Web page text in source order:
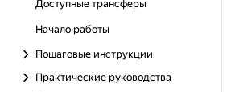
Доступные трансферы
Начало работы
Пошаговые инструкции
Практические руководства